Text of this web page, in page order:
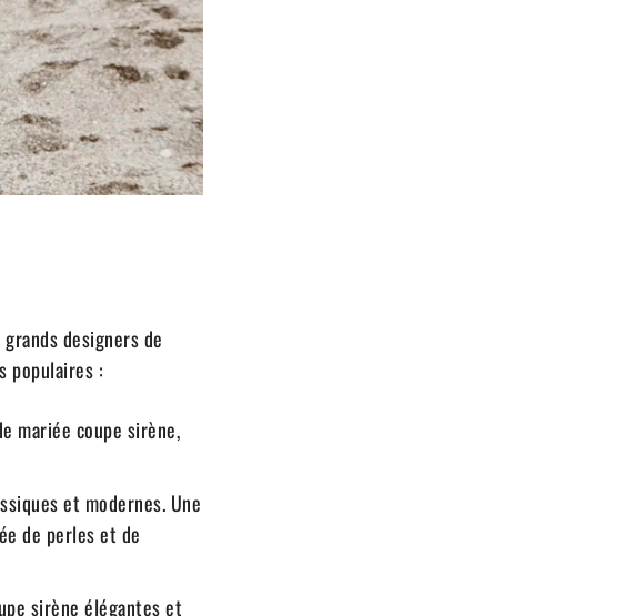
designers de
populaires :
mariée coupe sirène,
et modernes. Une
de perles et de
sirène élégantes et